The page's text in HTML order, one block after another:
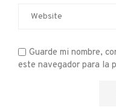
Guarde mi nombre,
este navegador para la